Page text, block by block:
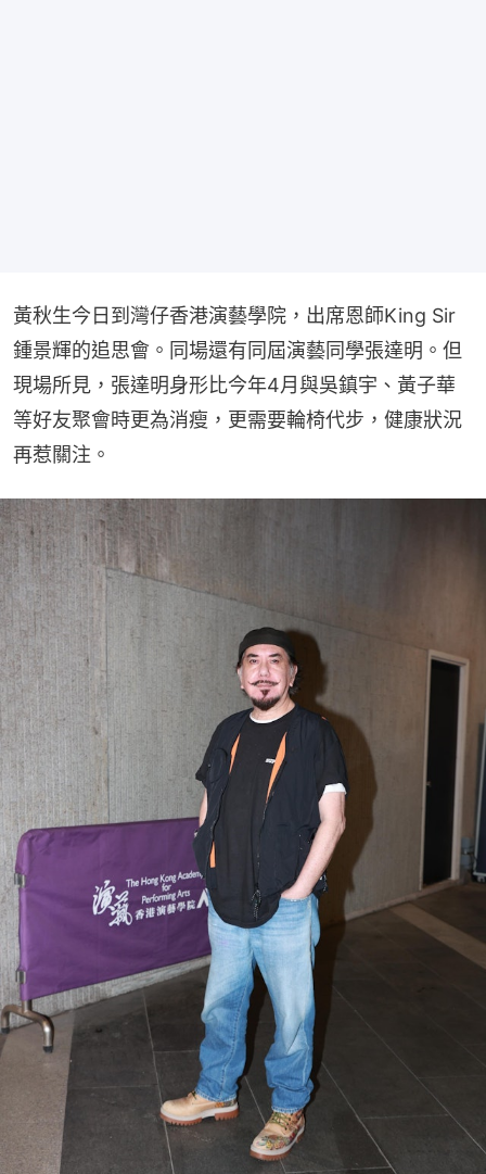
黃秋生今日到灣仔香港演藝學院，出席恩師King Sir
鍾景輝的追思會。同場還有同屆演藝同學張達明。但
現場所見，張達明身形比今年4月與吳鎮宇、黃子華
等好友聚會時更為消瘦，更需要輪椅代步，健康狀況
再惹關注。